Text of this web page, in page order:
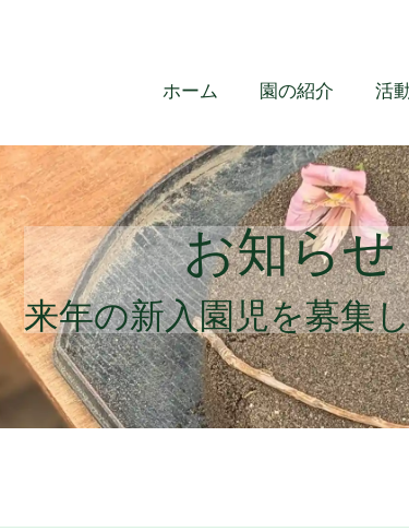
ホーム 園の紹介 活
お知らせ
来年の新入園児を募集